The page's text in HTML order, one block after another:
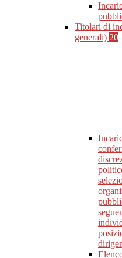
Titolari di
generali) 20